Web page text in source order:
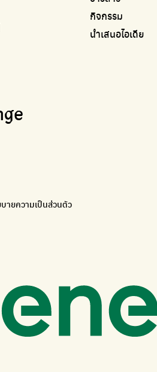
กิจกรรม
นำเสนอไอเดีย
บายความเป็นส่วนตัว